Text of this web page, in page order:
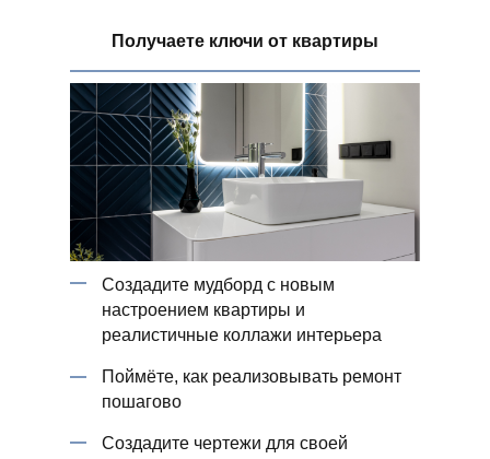
Получаете ключи от квартиры
Создадите мудборд с новым
настроением квартиры и
реалистичные коллажи интерьера
Поймёте, как реализовывать ремонт
пошагово
Создадите чертежи для своей